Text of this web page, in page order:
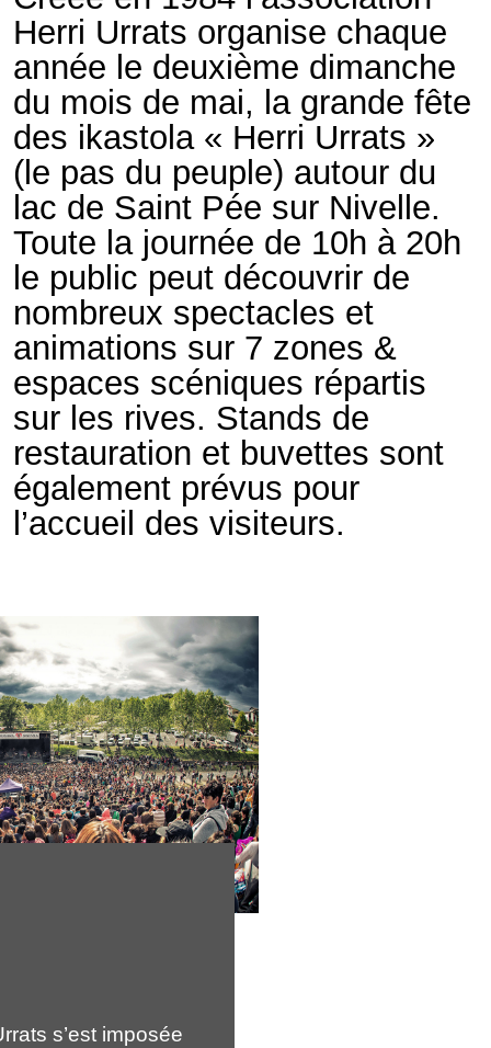
Herri Urrats organise chaque
année le deuxième dimanche
du mois de mai, la grande fête
des ikastola « Herri Urrats »
(le pas du peuple) autour du
lac de Saint Pée sur Nivelle.
Toute la journée de 10h à 20h
le public peut découvrir de
nombreux spectacles et
animations sur 7 zones &
espaces scéniques répartis
sur les rives. Stands de
restauration et buvettes sont
également prévus pour
l’accueil des visiteurs.
s’est imposée